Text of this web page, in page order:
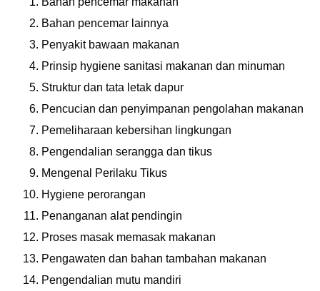
Bahan pencemar lainnya
Penyakit bawaan makanan
Prinsip hygiene sanitasi makanan dan minuman
Struktur dan tata letak dapur
Pencucian dan penyimpanan pengolahan makanan
Pemeliharaan kebersihan lingkungan
Pengendalian serangga dan tikus
Mengenal Perilaku Tikus
Hygiene perorangan
Penanganan alat pendingin
Proses masak memasak makanan
Pengawaten dan bahan tambahan makanan
Pengendalian mutu mandiri